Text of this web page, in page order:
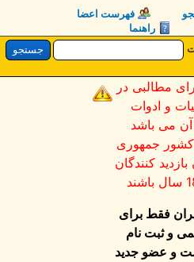
فهرست اعضا
راهنما
در
ادوات
باشد
جمهوری
کنندگان
فقط برای
ثبت نام
عضو جدید